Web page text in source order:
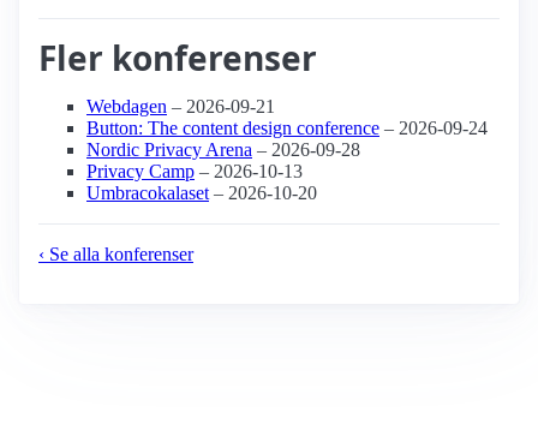
Fler konferenser
Webdagen – 2026-09-21
Button: The content design conference – 2026-09-24
Nordic Privacy Arena – 2026-09-28
Privacy Camp – 2026-10-13
Umbracokalaset – 2026-10-20
‹ Se alla konferenser